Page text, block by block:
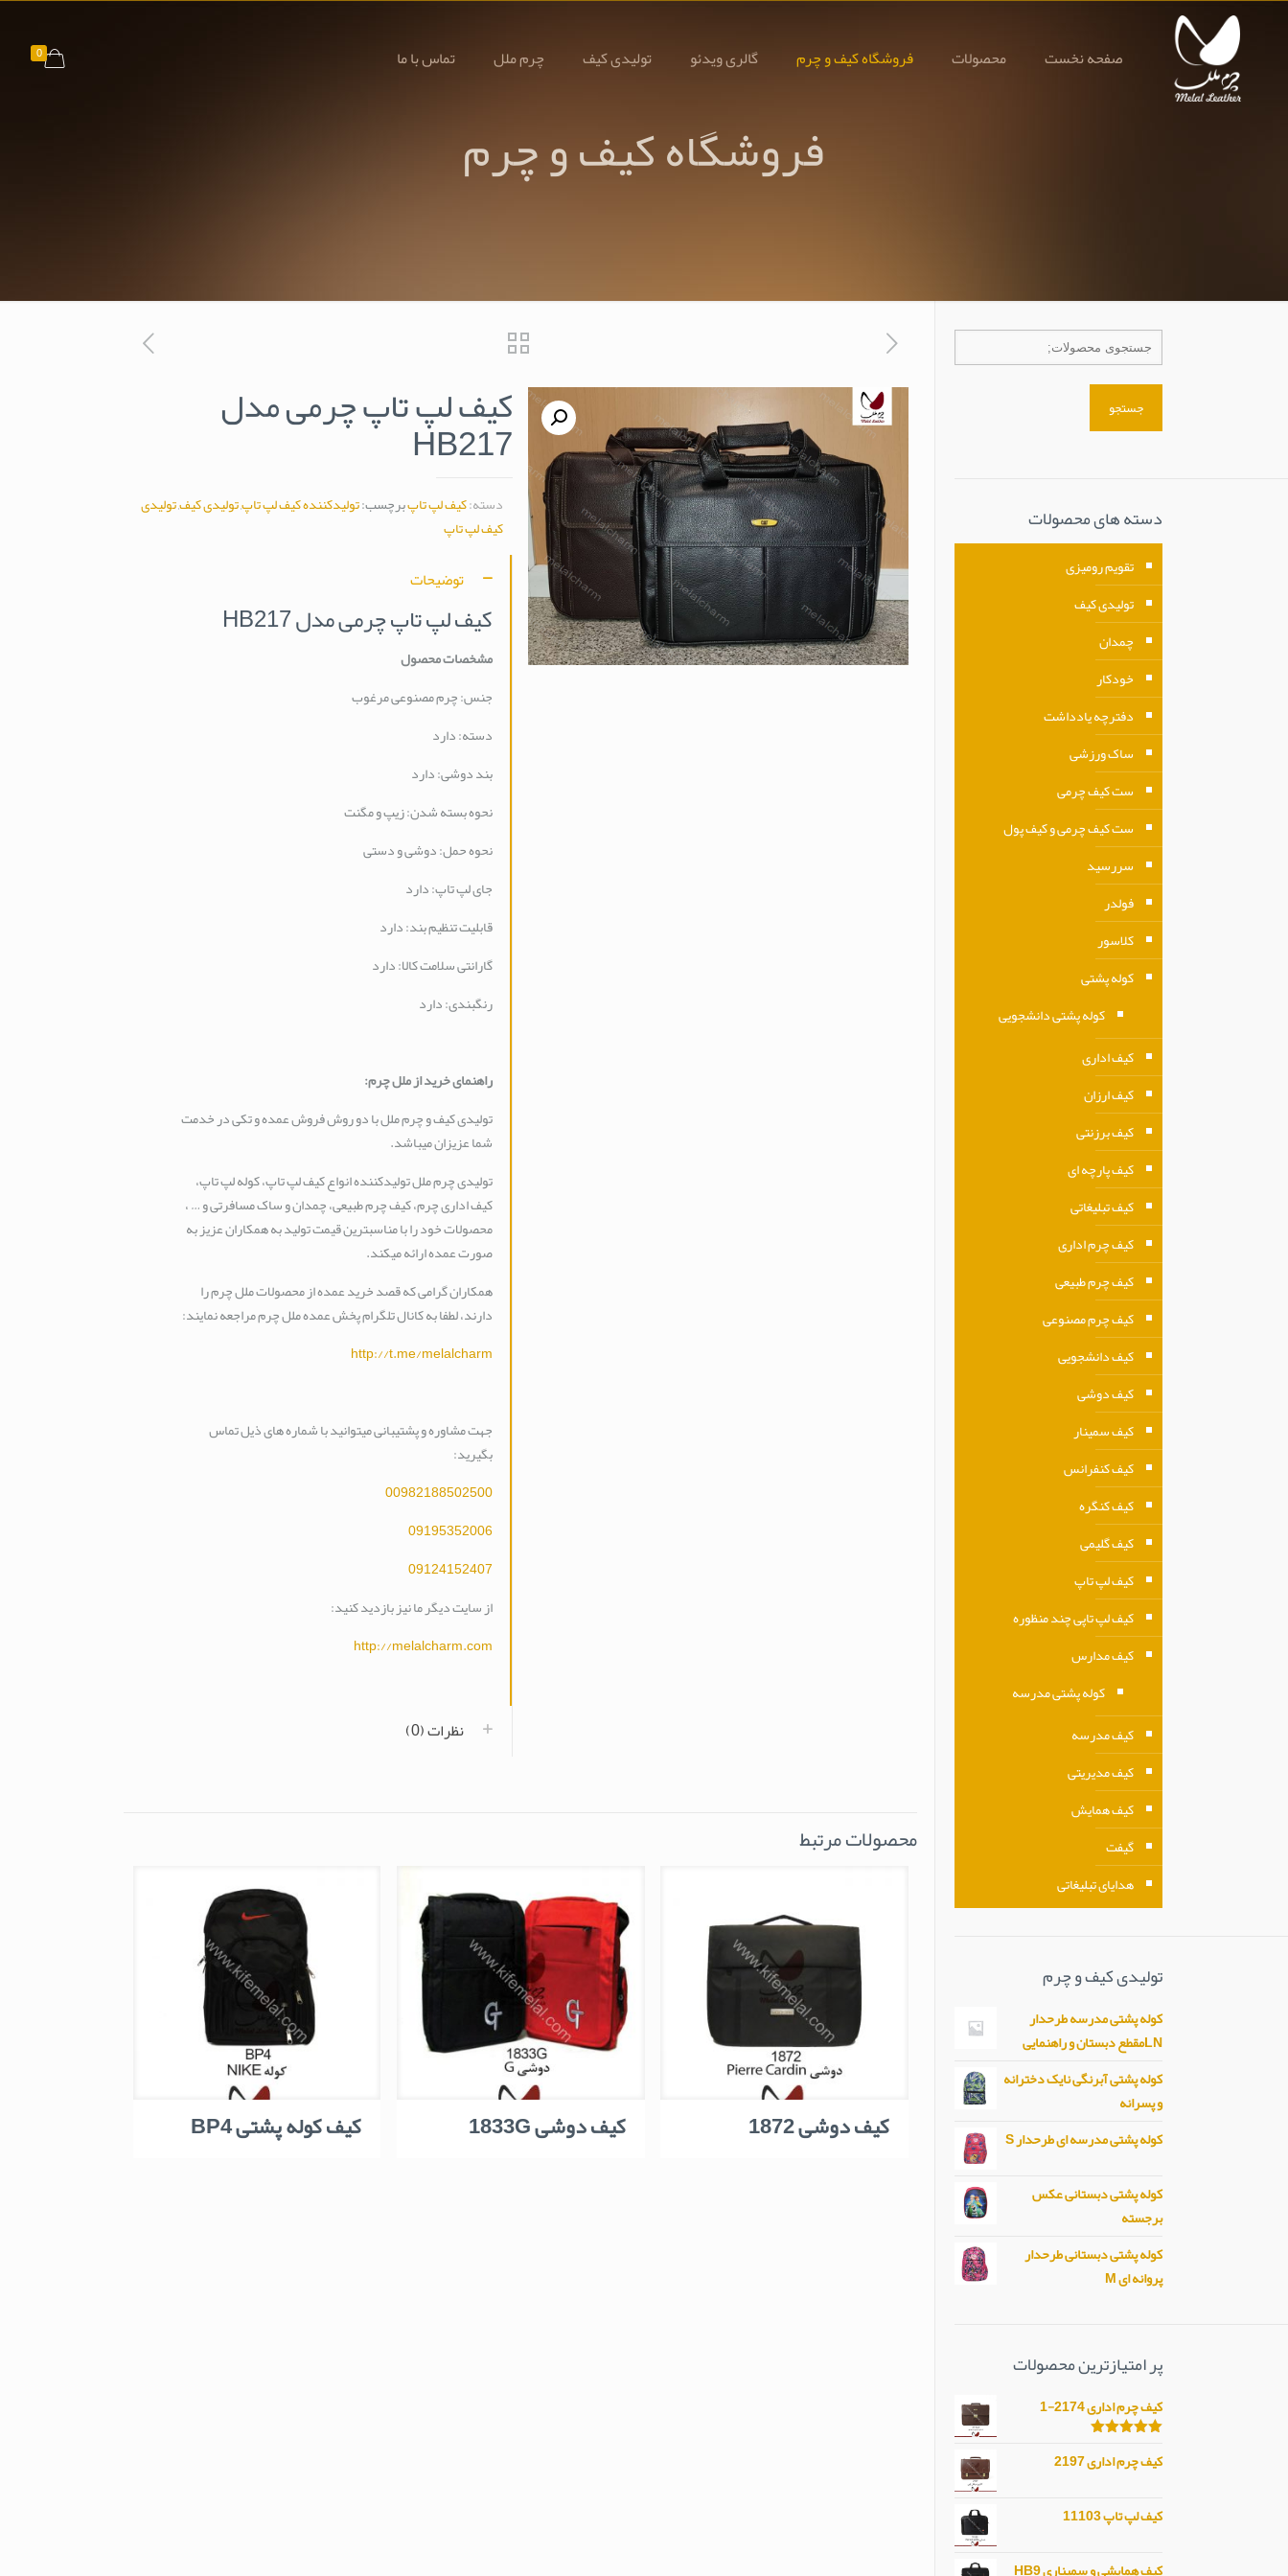
صفحه نخست محصولات فروشگاه کیف و چرم گالری ویدئو تولیدی کیف چرم ملل تماس با ما 0
فروشگاه کیف و چرم
کیف لپ تاپ چرمی مدل
HB217
دسته:کیف لپ تاپبرچسب:تولیدکننده کیف لپ تاپ,تولیدی کیف,تولیدی
کیف لپ تاپ
توضیحات
کیف لپ تاپ چرمی مدل HB217
مشخصات محصول
جنس: چرم مصنوعی مرغوب
دسته: دارد
بند دوشی: دارد
نحوه بسته شدن: زیپ و مگنت
نحوه حمل: دوشی و دستی
جای لپ تاپ: دارد
قابلیت تنظیم بند: دارد
گارانتی سلامت کالا: دارد
رنگبندی: دارد
راهنمای خرید از ملل چرم:
تولیدی کیف و چرم ملل با دو روش فروش عمده و تکی در خدمت
شما عزیزان میباشد.
تولیدی چرم ملل تولیدکننده انواع کیف لپ تاپ، کوله لپ تاپ،
کیف اداری چرم، کیف چرم طبیعی، چمدان و ساک مسافرتی و … ،
محصولات خود را با مناسبترین قیمت تولید به همکاران عزیز به
صورت عمده ارائه میکند.
همکاران گرامی که قصد خرید عمده از محصولات ملل چرم را
دارند، لطفا به کانال تلگرام پخش عمده ملل چرم مراجعه نمایند:
http://t.me/melalcharm
جهت مشاوره و پشتیبانی میتوانید با شماره های ذیل تماس
بگیرید:
00982188502500
09195352006
09124152407
از سایت دیگر ما نیز بازدید کنید:
http://melalcharm.com
نظرات (0)
محصولات مرتبط
کیف دوشی 1872 کیف دوشی 1833G کیف کوله پشتی BP4
جستجو
دسته های محصولات
تقویم رومیزی
تولیدی کیف
چمدان
خودکار
دفترچه یادداشت
ساک ورزشی
ست کیف چرمی
ست کیف چرمی و کیف پول
سررسید
فولدر
کلاسور
کوله پشتی
کوله پشتی دانشجویی
کیف اداری
کیف ارزان
کیف برزنتی
کیف پارچه ای
کیف تبلیغاتی
کیف چرم اداری
کیف چرم طبیعی
کیف چرم مصنوعی
کیف دانشجویی
کیف دوشی
کیف سمینار
کیف کنفرانس
کیف کنگره
کیف گلیمی
کیف لپ تاپ
کیف لپ تاپی چند منظوره
کیف مدارس
کوله پشتی مدرسه
کیف مدرسه
کیف مدیریتی
کیف همایش
گیفت
هدایای تبلیغاتی
تولیدی کیف و چرم
کوله پشتی مدرسه طرحدار
LNمقطع دبستان و راهنمایی
کوله پشتی آبرنگی نایک دخترانه
و پسرانه
کوله پشتی مدرسه ای طرحدار S
کوله پشتی دبستانی عکس
برجسته
کوله پشتی دبستانی طرحدار
پروانه ای M
پر امتیازترین محصولات
کیف چرم اداری 2174-1
از 5
کیف چرم اداری 2197
کیف لپ تاپ 11103
کیف همایشی و سمیناری HB9